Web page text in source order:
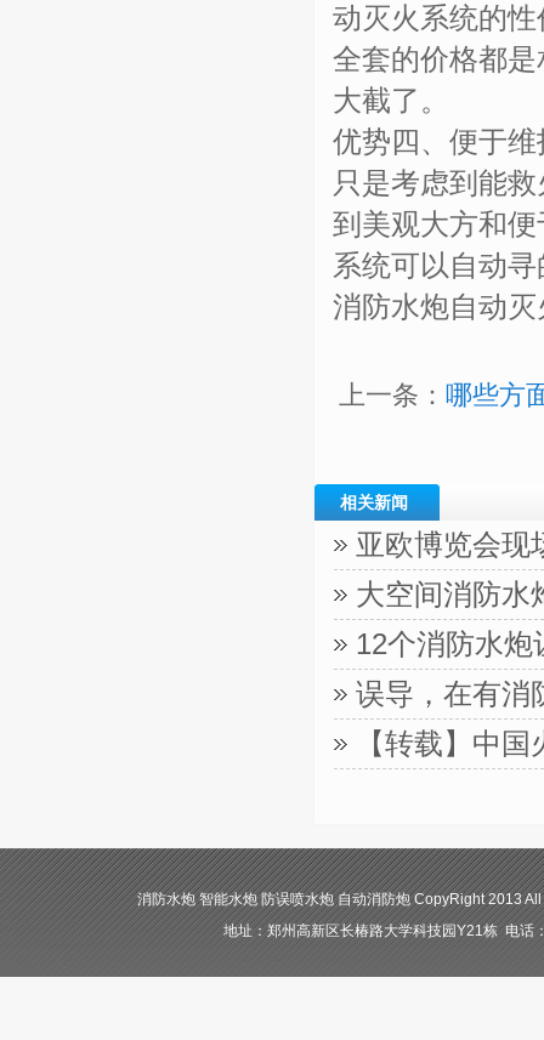
动灭火系统的
全套的价格都
大截了。
优势四、便于
只是考虑到能
到美观大方和
系统可以自动
消防水炮自动
上一条： 哪些方
相关新闻
亚欧博览会现
大空间消防水
12个消防水
误导，在有消
【转载】中
消防水炮 智能水炮 防误喷水炮 自动消防炮 CopyRight 2013
地址：郑州高新区长椿路大学科技园Y21栋 电